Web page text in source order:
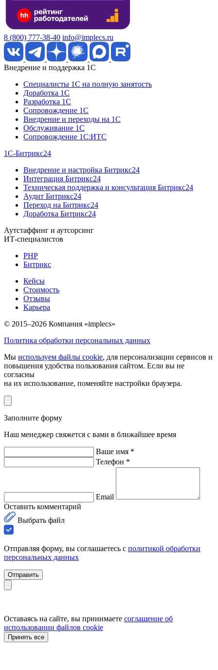
8 (800) 777-38-40 info@implecs.ru
Внедрение и поддержка 1C
Специалисты 1C на полную занятость
Доработка 1C
Разработка 1C
Сопровождение 1C
Внедрение и переходы на 1C
Обслуживание 1C
Сопровождение 1C:ИТС
1С-Битрикс24
Внедрение и настройка Битрикс24
Интеграция Битрикс24
Техническая поддержка и консультация Битрикс24
Аудит Битрикс24
Переход на Битрикс24
Доработка Битрикс24
Аутстаффинг и аутсорсинг
ИТ-специалистов
PHP
Битрикс
Кейсы
Стоимость
Отзывы
Карьера
© 2015–2026 Компания «implecs»
Политика обработки персональных данных
Мы используем файлы cookie, для персонализации сервисов и
повышения удобства пользования сайтом. Если вы не
согласны
на их использование, поменяйте настройки браузера.
Заполните форму
Наш менеджер свяжется с вами в ближайшее время
Ваше имя *
Телефон *
Email
Оставить комментарий
Выбрать файл
Отправляя форму, вы соглашаетесь с политикой обработки
персональных данных
Отправить
Оставаясь на сайте, вы принимаете соглашение об
использовании файлов cookie
Принять все